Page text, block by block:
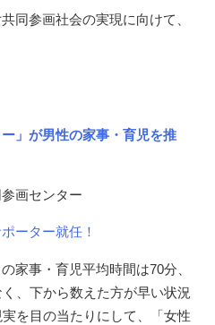
同参画社会の実現に向けて、
」が男性の家事・育児を推
画センター
ーター就任！
家事・育児平均時間は70分、
、下から数えた方が早い状況
を目の当たりにして、「女性